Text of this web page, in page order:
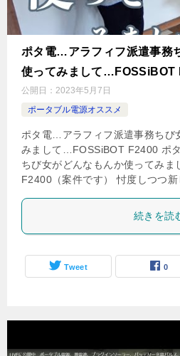
ポタ電…アラフィフ派遣事務
使ってみまして…FOSSiBOT
公開日： 2023年5月7日
ポータブル電源オススメ
ポタ電…アラフィフ派遣事務ちび
みまして…FOSSiBOT F2400 ポ
ちび女がどんなもんか使ってみ
F2400（案件です） 忖度しつつ
続きを読
Tweet 0